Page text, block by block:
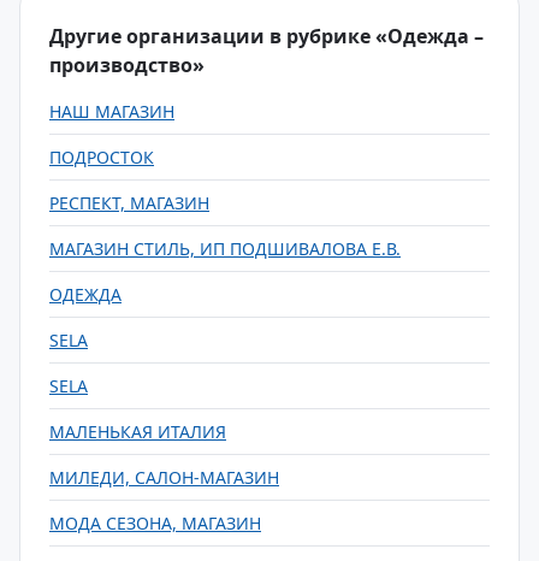
Другие организации в рубрике «Одежда –
производство»
НАШ МАГАЗИН
ПОДРОСТОК
РЕСПЕКТ, МАГАЗИН
МАГАЗИН СТИЛЬ, ИП ПОДШИВАЛОВА Е.В.
ОДЕЖДА
SELA
SELA
МАЛЕНЬКАЯ ИТАЛИЯ
МИЛЕДИ, САЛОН-МАГАЗИН
МОДА СЕЗОНА, МАГАЗИН